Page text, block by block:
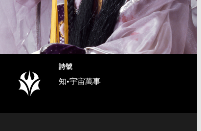
詩號
知•宇宙萬事